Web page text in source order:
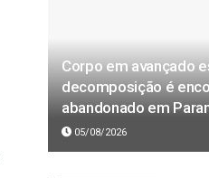
Corpo em avançado
decomposição é
abandonado em
05/08/2026